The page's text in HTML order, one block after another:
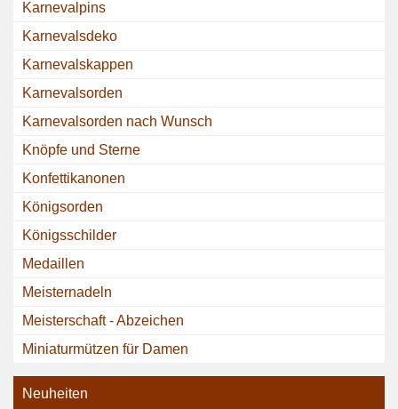
Karnevalpins
Karnevalsdeko
Karnevalskappen
Karnevalsorden
Karnevalsorden nach Wunsch
Knöpfe und Sterne
Konfettikanonen
Königsorden
Königsschilder
Medaillen
Meisternadeln
Meisterschaft - Abzeichen
Miniaturmützen für Damen
Neuheiten